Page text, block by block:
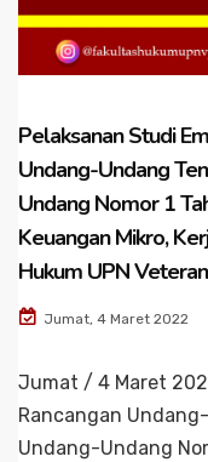
Pelaksanan Studi
Undang-Undang
Undang Nomor 1
Keuangan Mikro,
Hukum UPN
Jumat, 4 Maret 2022
Jumat / 4 Maret
Rancangan
Undang-Undang